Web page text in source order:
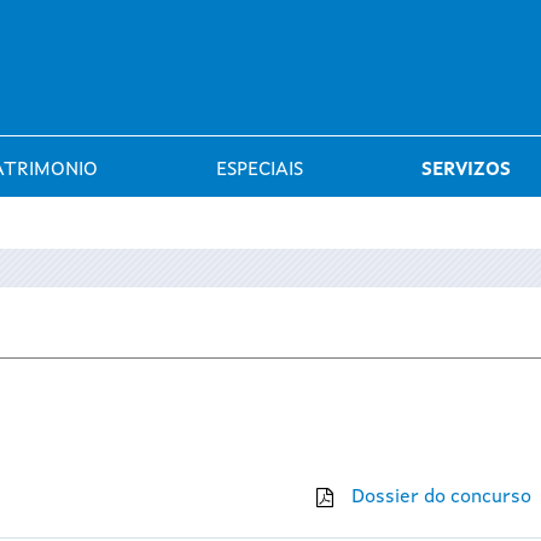
ESPECIAIS SERVIZOS
Dossier do concurso